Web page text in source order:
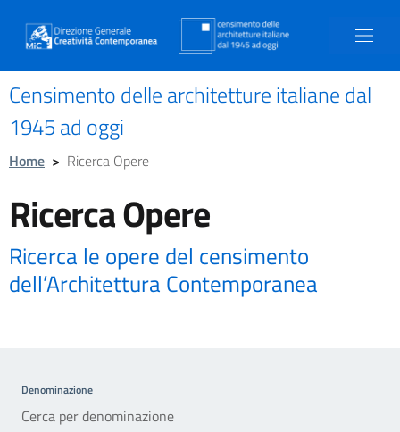
Censimento delle architetture italiane dal
1945 ad oggi
Home > Ricerca Opere
Ricerca Opere
Ricerca le opere del censimento
dell’Architettura Contemporanea
Denominazione